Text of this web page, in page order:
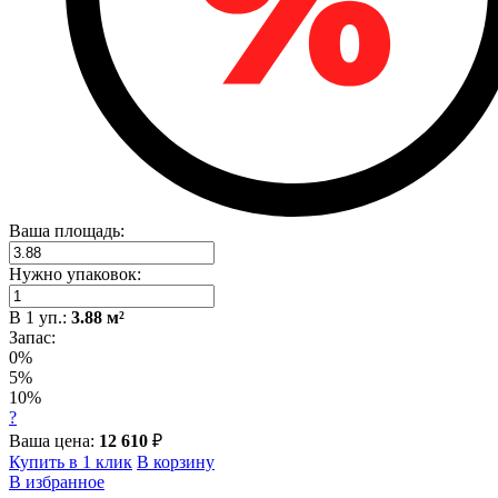
Ваша площадь:
Нужно упаковок:
В 1 уп.: 3.88 м²
Запас:
0%
5%
10%
?
Ваша цена: 12 610 ₽
Купить в 1 клик В корзину
В избранное